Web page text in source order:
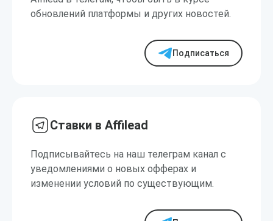
обновлений платформы и других новостей.
Подписаться
Ставки в Affilead
Подписывайтесь на наш телеграм канал с
уведомлениями о новых офферах и
изменении условий по существующим.